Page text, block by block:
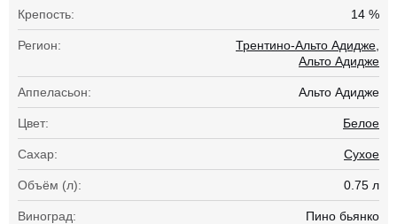
Крепость: 14 %
Регион:
Трентино-Альто Адидже,
Альто Адидже
Аппеласьон: Альто Адидже
Цвет: Белое
Сахар: Сухое
Объём (л): 0.75 л
Виноград: Пино бьянко